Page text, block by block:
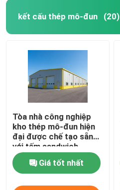
kết cấu thép mô-đun (20)
Tòa nhà công nghiệp
kho thép mô-đun hiện
đại được chế tạo sẵn
với tấm sandwich
Giá tốt nhất